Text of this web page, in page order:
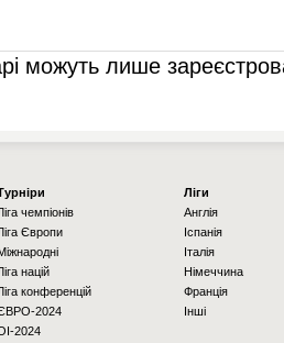
можуть лише
чемпіонів
Європи
націй
конференцій
2024
2024
Ліги
Англія
Іспанія
Італія
Німеччина
Франція
Інші